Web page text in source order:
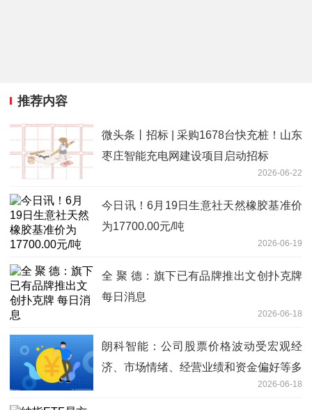
推荐内容
微头条丨招标 | 采购1678台快充桩！山东
枣庄智能充电网建设项目启动招标
2026-06-22
今日讯！6月19日生意社天然橡胶基准价
为17700.00元/吨
2026-06-19
全 聚 德：旗下已有品牌推出文创扑克牌
每日消息
2026-06-18
朗科智能：公司股票价格波动受宏观经
济、市场情绪、经营业绩和资金偏好等多
2026-06-18